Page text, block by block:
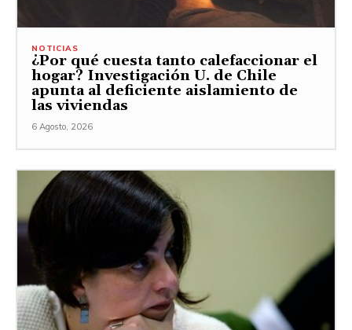
NOTICIAS
¿Por qué cuesta tanto calefaccionar el
hogar? Investigación U. de Chile
apunta al deficiente aislamiento de
las viviendas
6 Agosto, 2026